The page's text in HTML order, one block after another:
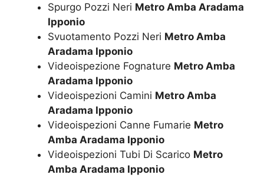
Spurgo Pozzi Neri Metro Amba Aradama
Ipponio
Svuotamento Pozzi Neri Metro Amba
Aradama Ipponio
Videoispezione Fognature Metro Amba
Aradama Ipponio
Videoispezioni Camini Metro Amba
Aradama Ipponio
Videoispezioni Canne Fumarie Metro
Amba Aradama Ipponio
Videoispezioni Tubi Di Scarico Metro
Amba Aradama Ipponio